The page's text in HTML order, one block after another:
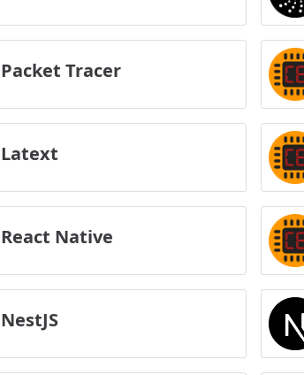
Packet Tracer
Latext
React Native
NestJS